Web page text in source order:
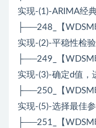
实现-(1)-ARIMA经
├──248_【WDSM
实现-(2)-平稳性检
├──249_【WDSM
实现-(3)-确定d值，
├──250_【WDSM
实现-(5)-选择最佳
├──251_【WDSM